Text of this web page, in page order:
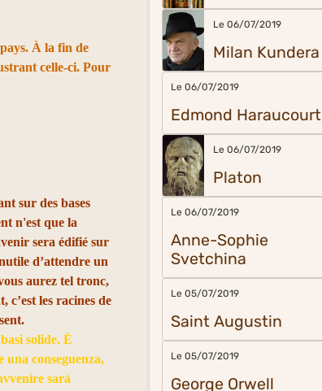
À la fin de
celle-ci. Pour
sur des bases
n'est que la
sera édifié sur
d’attendre un
aurez tel tronc,
c’est les racines de
solide. È
una conseguenza,
sarà
Le 06/07/2019
Milan Kundera
Le 06/07/2019
Edmond Haraucourt
Le 06/07/2019
Platon
Le 06/07/2019
Anne-Sophie
Svetchina
Le 05/07/2019
Saint Augustin
Le 05/07/2019
George Orwell